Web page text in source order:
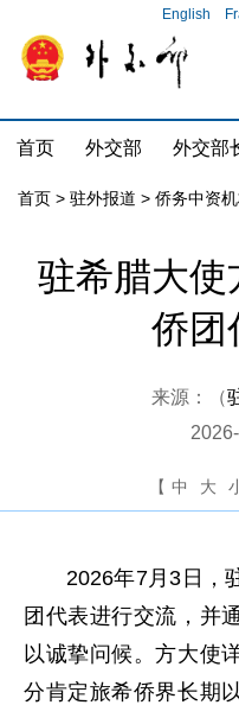
English
首页 外交部 外交部
首页 > 驻外报道 > 侨务中资
驻希腊大使
侨团
来源：（
【 中 大
2026年7月3日，
团代表进行交流，并
以诚挚问候。方大使
分肯定旅希侨界长期